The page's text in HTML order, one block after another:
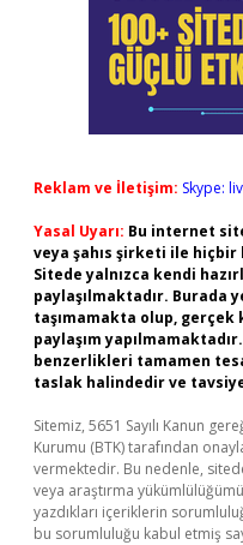
Reklam ve İletişim: Skype:
Yasal Uyarı: Bu internet
veya şahıs şirketi ile hiçbir
Sitede yalnızca kendi
paylaşılmaktadır. Burada
taşımamakta olup, gerçek
paylaşım
benzerlikleri tamamen
taslak halindedir ve
Sitemiz, 5651 Sayılı Kanun
Kurumu (BTK) tarafından
vermektedir. Bu nedenle,
veya araştırma
yazdıkları içeriklerin
bu sorumluluğu kabul etmiş